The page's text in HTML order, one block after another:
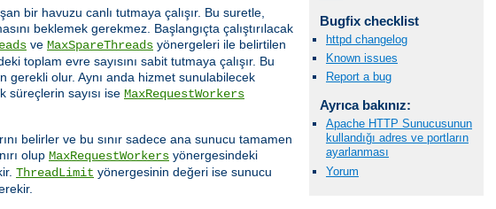
Bugfix checklist
httpd changelog
Known issues
Report a bug
Ayrıca bakınız:
Apache HTTP Sunucusunun
kullandığı adres ve portların
ayarlanması
Yorum
bir havuzu canlı tutmaya çalışır. Bu suretle,
beklemek gerekmez. Başlangıçta çalıştırılacak
ve MaxSpareThreads yönergeleri ile belirtilen
toplam evre sayısını sabit tutmaya çalışır. Bu
gerekli olur. Aynı anda hizmet sunulabilecek
süreçlerin sayısı ise MaxRequestWorkers
belirler ve bu sınır sadece ana sunucu tamamen
olup MaxRequestWorkers yönergesindeki
ThreadLimit yönergesinin değeri ise sunucu